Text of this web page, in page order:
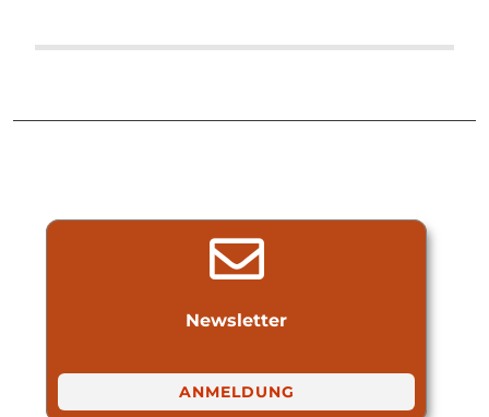
Newsletter
ANMELDUNG